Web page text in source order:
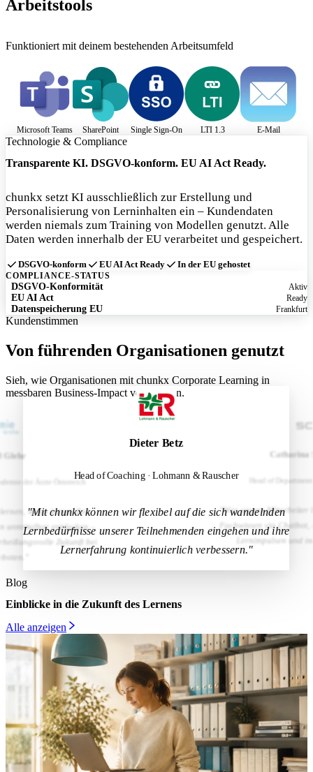
Arbeitstools
Funktioniert mit deinem bestehenden Arbeitsumfeld
Microsoft Teams SharePoint Single Sign-On LTI 1.3 E-Mail
Technologie & Compliance
Transparente KI. DSGVO-konform. EU AI Act Ready.
chunkx setzt KI ausschließlich zur Erstellung und
Personalisierung von Lerninhalten ein – Kundendaten
werden niemals zum Training von Modellen genutzt. Alle
Daten werden innerhalb der EU verarbeitet und gespeichert.
DSGVO-konform EU AI Act Ready In der EU gehostet
COMPLIANCE-STATUS
DSGVO-Konformität Aktiv
EU AI Act Ready
Datenspeicherung EU Frankfurt
Kundenstimmen
Von führenden Organisationen genutzt
Sieh, wie Organisationen mit chunkx Corporate Learning in
messbaren Business-Impact verwandeln.
Dieter Betz
Head of Coaching · Lohmann & Rauscher
"Mit chunkx können wir flexibel auf die sich wandelnden
Lernbedürfnisse unserer Teilnehmenden eingehen und ihre
Lernerfahrung kontinuierlich verbessern."
Catharina
Head of
"Was unsere
Fachwissen via
Lernimpulsen und
Melitta Group
Michael Behr
Leiter Prävention bei der NADA
Glehr
der Ärzte Österreich
wann immer Zeit
unmittelbar entdecken –
Zukunft bei
Blog
Einblicke in die Zukunft des Lernens
Alle anzeigen